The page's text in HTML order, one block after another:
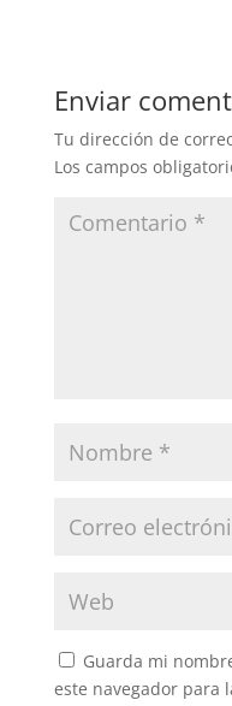
Enviar
Tu dirección de
Los campos
Guarda mi
este navegador para